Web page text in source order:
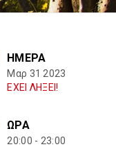
ΗΜΈΡΑ
Μαρ 31 2023
ΕΧΕΙ ΛΗΞΕΙ!
ΏΡΑ
20:00 - 23:00